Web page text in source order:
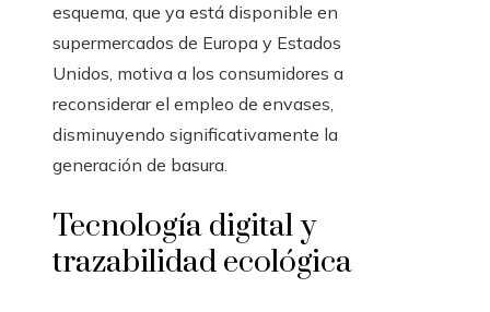
esquema, que ya está disponible en
supermercados de Europa y Estados
Unidos, motiva a los consumidores a
reconsiderar el empleo de envases,
disminuyendo significativamente la
generación de basura.
Tecnología digital y
trazabilidad ecológica